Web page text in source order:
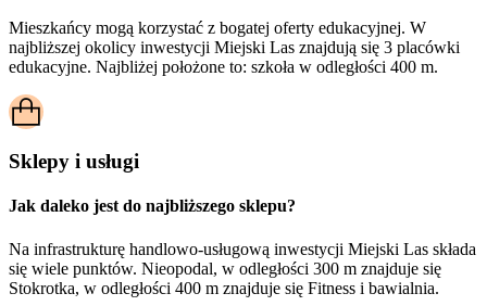
Mieszkańcy mogą korzystać z bogatej oferty edukacyjnej. W
najbliższej okolicy inwestycji Miejski Las znajdują się 3 placówki
edukacyjne. Najbliżej położone to: szkoła w odległości 400 m.
Sklepy i usługi
Jak daleko jest do najbliższego sklepu?
Na infrastrukturę handlowo-usługową inwestycji Miejski Las składa
się wiele punktów. Nieopodal, w odległości 300 m znajduje się
Stokrotka, w odległości 400 m znajduje się Fitness i bawialnia.